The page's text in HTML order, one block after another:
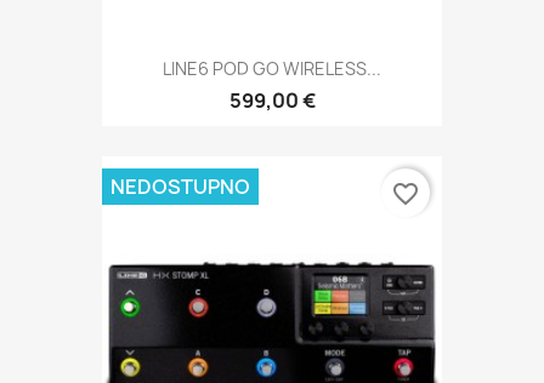
LINE6 POD GO WIRELESS...
599,00 €
NEDOSTUPNO favorite_border